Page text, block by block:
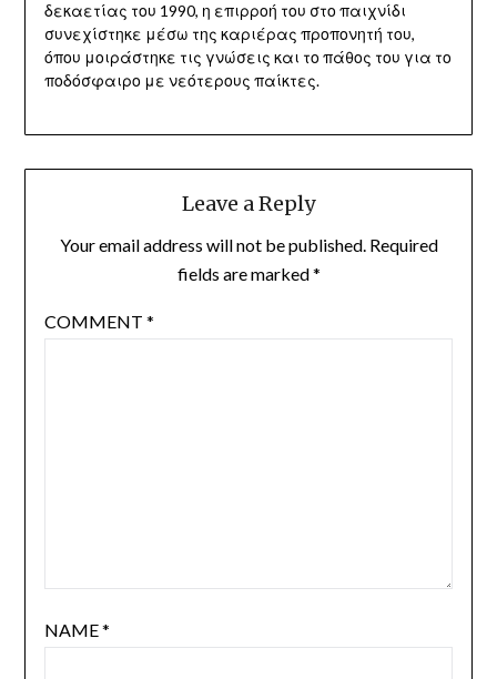
δεκαετίας του 1990, η επιρροή του στο παιχνίδι
συνεχίστηκε μέσω της καριέρας προπονητή του,
όπου μοιράστηκε τις γνώσεις και το πάθος του για το
ποδόσφαιρο με νεότερους παίκτες.
Leave a Reply
Your email address will not be published. Required
fields are marked*
COMMENT *
NAME*